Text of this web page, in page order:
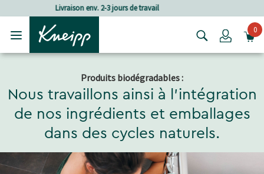
Passer au contenu principal
Passer au contenu du pied de page
Frais de port à partir de CHF 80.‒
Login0
Produits biodégradables :
Nous travaillons ainsi à l'intégration
de nos ingrédients et emballages
dans des cycles naturels.